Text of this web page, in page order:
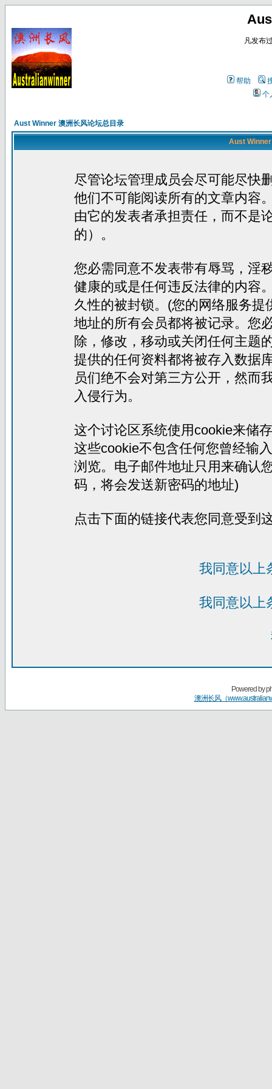
凡发布
帮助
个
Aust Winner 澳洲长风论坛总目录
Aust Winner
尽管论坛管理成员会尽可能尽快
他们不可能阅读所有的文章内容
由它的发表者承担责任，而不是
的）。
您必需同意不发表带有辱骂，淫
健康的或是任何违反法律的内容
久性的被封锁。(您的网络服务
地址的所有会员都将被记录。您
除，修改，移动或关闭任何主题
提供的任何资料都将被存入数据
员们绝不会对第三方公开，然而
入侵行为。
这个讨论区系统使用cookie来储
这些cookie不包含任何您曾经输
浏览。电子邮件地址只用来确认
码，将会发送新密码的地址)
点击下面的链接代表您同意受到
我同意以上
我同意以上
Powered by
澳洲长风（